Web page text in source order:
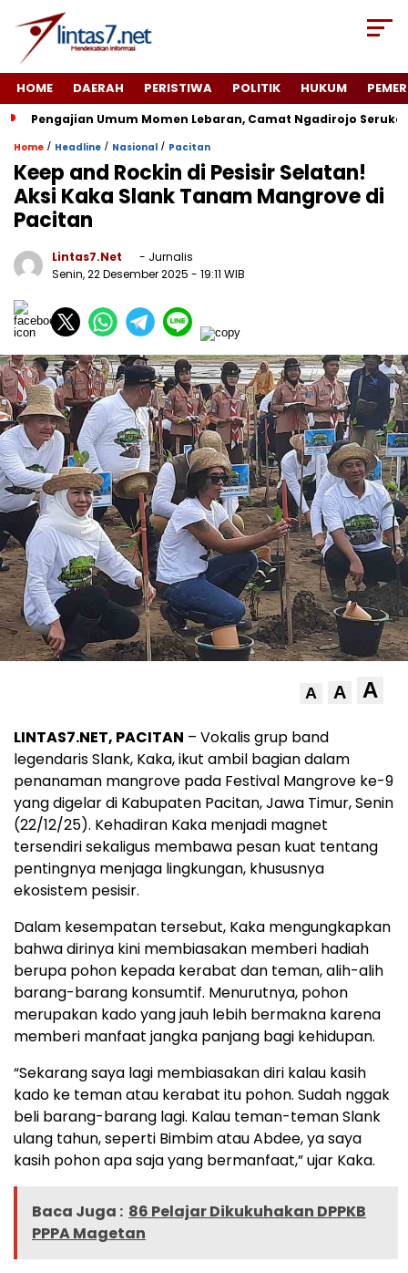
HOME DAERAH PERISTIWA POLITIK HUKUM
Pengajian Umum Momen Lebaran, Camat Ngadirojo
Home / Headline / Nasional / Pacitan
Keep and Rockin di Pesisir Selatan!
Aksi Kaka Slank Tanam Mangrove di
Pacitan
Lintas7.net
- Jurnalis
Senin, 22 Desember 2025 - 19:11 WIB
A A A
LINTAS7.NET, PACITAN – Vokalis grup band
legendaris Slank, Kaka, ikut ambil bagian dalam
penanaman mangrove pada Festival Mangrove ke-9
yang digelar di Kabupaten Pacitan, Jawa Timur, Senin
(22/12/25). Kehadiran Kaka menjadi magnet
tersendiri sekaligus membawa pesan kuat tentang
pentingnya menjaga lingkungan, khususnya
ekosistem pesisir.
Dalam kesempatan tersebut, Kaka mengungkapkan
bahwa dirinya kini membiasakan memberi hadiah
berupa pohon kepada kerabat dan teman, alih-alih
barang-barang konsumtif. Menurutnya, pohon
merupakan kado yang jauh lebih bermakna karena
memberi manfaat jangka panjang bagi kehidupan.
“Sekarang saya lagi membiasakan diri kalau kasih
kado ke teman atau kerabat itu pohon. Sudah nggak
beli barang-barang lagi. Kalau teman-teman Slank
ulang tahun, seperti Bimbim atau Abdee, ya saya
kasih pohon apa saja yang bermanfaat,” ujar Kaka.
Baca Juga : 86 Pelajar Dikukuhakan DPPKB
PPPA Magetan